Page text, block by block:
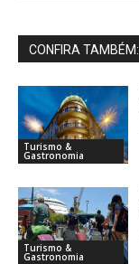
CONFIRA TAMBÉM:
Turismo &
Gastronomia
Turismo &
Gastronomia